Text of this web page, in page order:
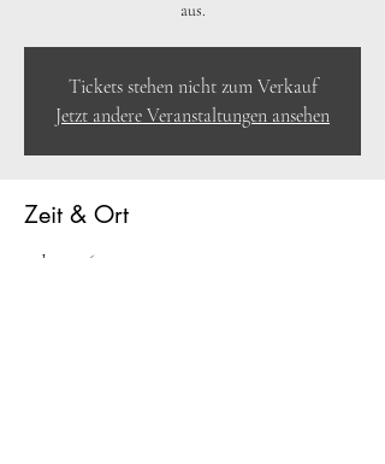
aus.
Tickets stehen nicht zum Verkauf
Jetzt andere Veranstaltungen ansehen
Zeit & Ort
23 Jan 2026, 22:40 – 22:55